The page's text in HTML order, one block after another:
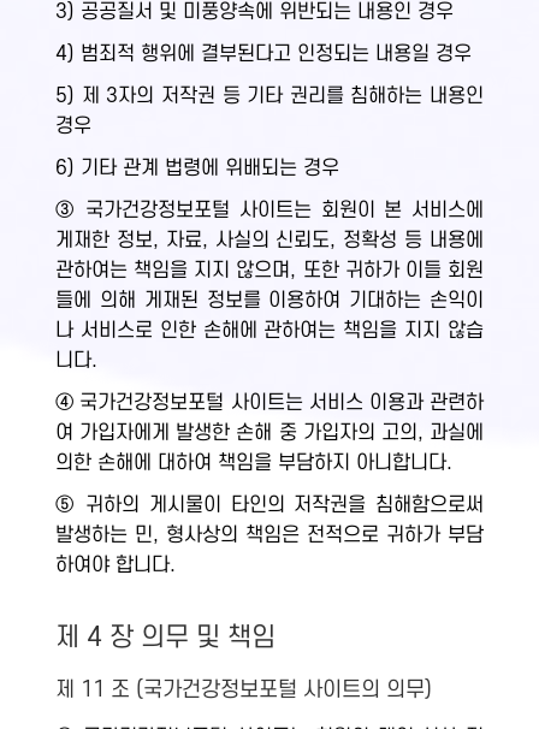
3) 공공질서 및 미풍양속에 위반되는 내용인 경우
4) 범죄적 행위에 결부된다고 인정되는 내용일 경우
5) 제 3자의 저작권 등 기타 권리를 침해하는 내용인
경우
6) 기타 관계 법령에 위배되는 경우
③ 국가건강정보포털 사이트는 회원이 본 서비스에
게재한 정보, 자료, 사실의 신뢰도, 정확성 등 내용에
관하여는 책임을 지지 않으며, 또한 귀하가 이들 회원
들에 의해 게재된 정보를 이용하여 기대하는 손익이
나 서비스로 인한 손해에 관하여는 책임을 지지 않습
니다.
④ 국가건강정보포털 사이트는 서비스 이용과 관련하
여 가입자에게 발생한 손해 중 가입자의 고의, 과실에
의한 손해에 대하여 책임을 부담하지 아니합니다.
⑤ 귀하의 게시물이 타인의 저작권을 침해함으로써
발생하는 민, 형사상의 책임은 전적으로 귀하가 부담
하여야 합니다.
제 4 장 의무 및 책임
제 11 조 (국가건강정보포털 사이트의 의무)